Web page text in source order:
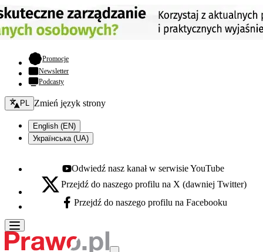
Promocje- otwiera się w nowej karcie
Newsletter
Podcasty
Zmień język - bieżący:
PL Zmień język strony
English (EN)
Українська (UA)
Youtube - otwiera się w nowej karcie
Odwiedź nasz kanał w serwisie YouTube
X - otwiera się w nowej karcie
Przejdź do naszego profilu na X (dawniej Twitter)
Facebook - otwiera się w nowej karcie
Przejdź do naszego profilu na Facebooku